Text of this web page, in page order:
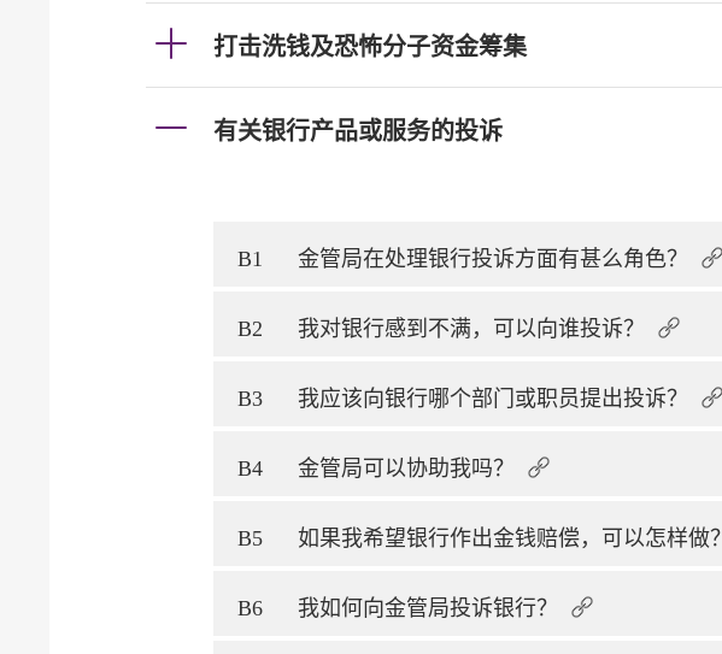
打击洗钱及恐怖分子资金筹集
有关银行产品或服务的投诉
B1 金管局在处理银行投诉方面有甚么角色？
B2 我对银行感到不满，可以向谁投诉？
B3 我应该向银行哪个部门或职员提出投诉？
B4 金管局可以协助我吗？
B5 如果我希望银行作出金钱赔偿，可以怎样做？
B6 我如何向金管局投诉银行？